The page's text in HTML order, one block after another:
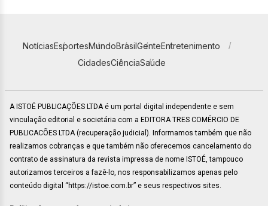
NotíciasEsportesMundoBrasilGenteEntretenimento
CidadesCiênciaSaúde
A ISTOÉ PUBLICAÇÕES LTDA é um portal digital independente e sem
vinculação editorial e societária com a EDITORA TRES COMÉRCIO DE
PUBLICACÕES LTDA (recuperação judicial). Informamos também que não
realizamos cobranças e que também não oferecemos cancelamento do
contrato de assinatura da revista impressa de nome ISTOÉ, tampouco
autorizamos terceiros a fazê-lo, nos responsabilizamos apenas pelo
conteúdo digital “https://istoe.com.br” e seus respectivos sites.